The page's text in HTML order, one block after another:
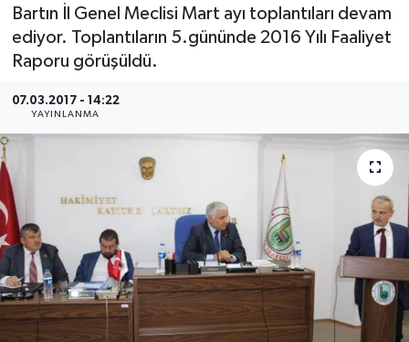
Bartın İl Genel Meclisi Mart ayı toplantıları devam
ediyor. Toplantıların 5.gününde 2016 Yılı Faaliyet
Raporu görüşüldü.
07.03.2017 - 14:22
YAYINLANMA
Medya
Sivil Toplum
Siyaset
Spor
Tarım